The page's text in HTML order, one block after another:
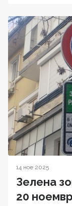
14 ное 2025
Зелена
20